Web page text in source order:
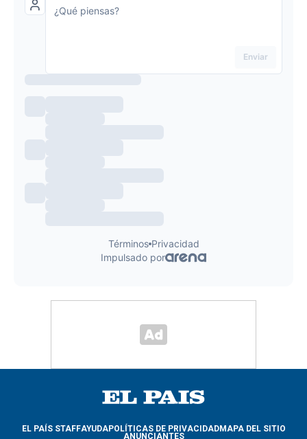
EL PAÍS STAFFAYUDAPOLÍTICAS DE PRIVACIDADMAPA DEL SITIO
ANUNCIANTES